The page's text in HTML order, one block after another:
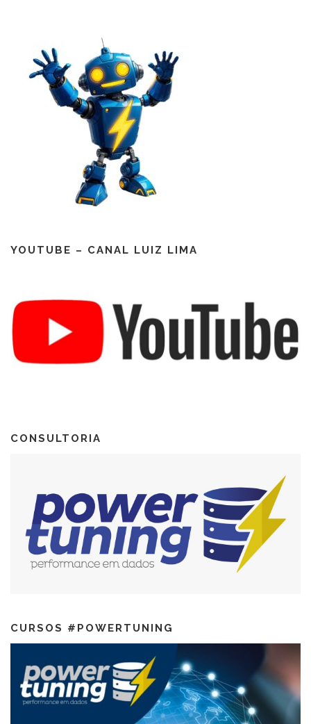
YOUTUBE – CANAL LUIZ LIMA
CONSULTORIA
CURSOS #POWERTUNING